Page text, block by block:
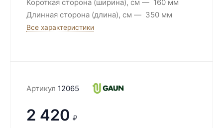
Короткая сторона (ширина), см
160 мм
Длинная сторона (длина), см
350 мм
Все характеристики
Артикул 12065
2 420 ₽